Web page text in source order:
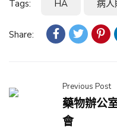
Tags: HA 病人
Share:
Previous Post
藥物辦公
會